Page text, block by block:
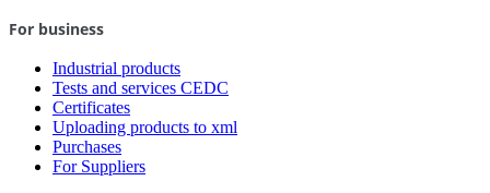
For business
Industrial products
Tests and services CEDC
Certificates
Uploading products to xml
Purchases
For Suppliers